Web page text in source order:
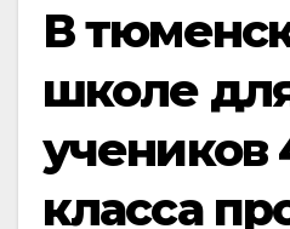
В
школе
учеников
класса